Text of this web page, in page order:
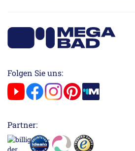
Folgen Sie uns:
Partner: